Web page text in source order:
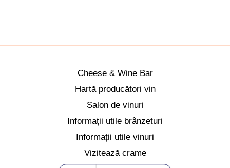
Cheese & Wine Bar
Hartă producători vin
Salon de vinuri
Informații utile brânzeturi
Informații utile vinuri
Vizitează crame